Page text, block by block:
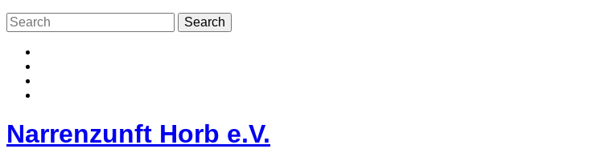
Narrenzunft Horb e.V.